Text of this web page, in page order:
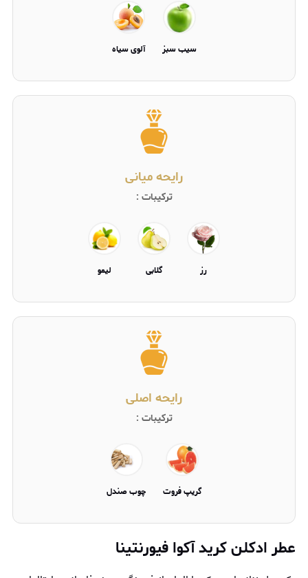
سیب سبز آلوی سیاه
رایحه میانی
ترکیبات :
رز گلابی لیمو
رایحه اصلی
ترکیبات :
گریپ فروت چوب صندل
عطر ادکلن کرید آکوا فیورنتینا